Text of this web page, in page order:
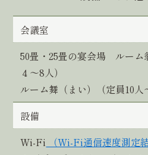
会議室
50畳・25畳の宴会場 ルーム
４〜8人）
ルーム舞（まい）（定員10人
設備
Wi-Fi
（Wi-Fi通信速度測定